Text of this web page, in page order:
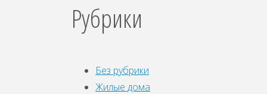
Рубрики
Без рубрики
Жилые дома